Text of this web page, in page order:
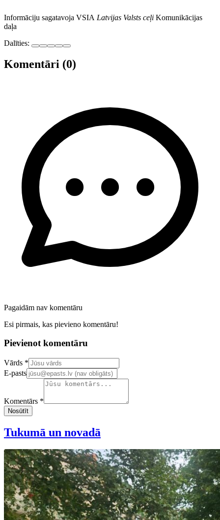
Informāciju sagatavoja VSIA Latvijas Valsts ceļi Komunikācijas
daļa
Dalīties:
Komentāri (0)
Pagaidām nav komentāru
Esi pirmais, kas pievieno komentāru!
Pievienot komentāru
Confirm your email address
Vārds *
E-pasts
Komentārs *
Nosūtīt
Tukumā un novadā